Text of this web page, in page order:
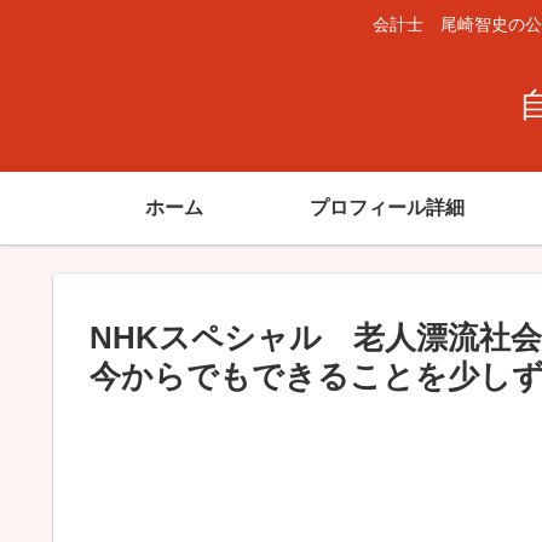
会計士 尾崎智史の公
ホーム プロフィール詳細
NHKスペシャル 老人漂流社
今からでもできることを少し